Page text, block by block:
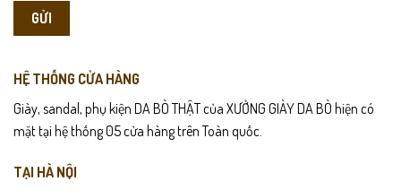
HỆ THỐNG CỬA HÀNG
Giày, sandal, phụ kiện DA BÒ THẬT của XƯỞNG GIÀY DA BÒ hiện có
mặt tại hệ thống 05 cửa hàng trên Toàn quốc.
TẠI HÀ NỘI